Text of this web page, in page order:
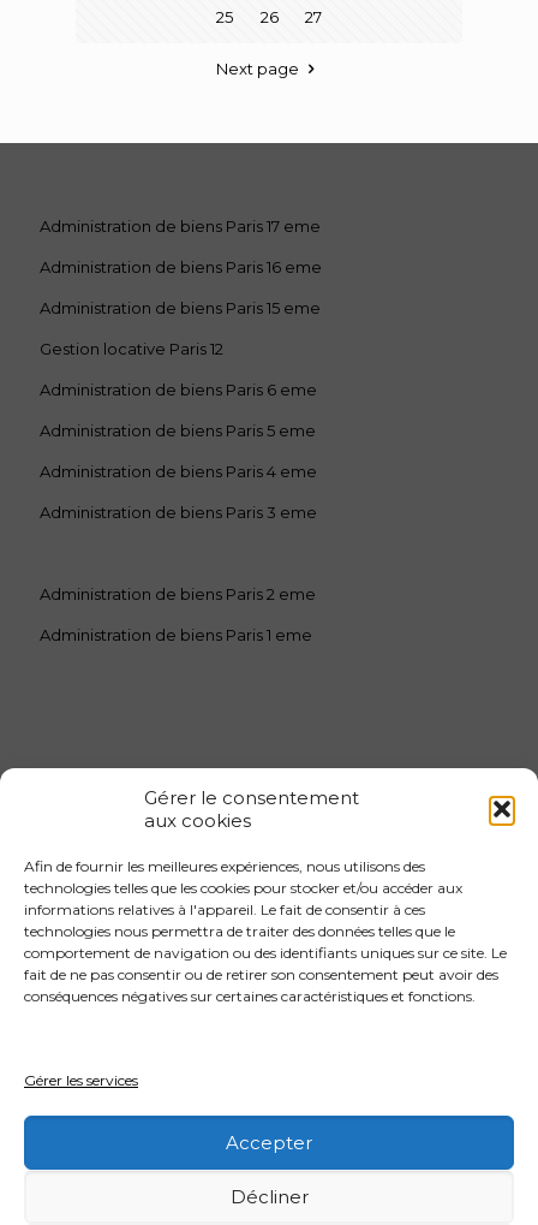
Gérer le consentement
aux cookies
Afin de fournir les meilleures expériences, nous utilisons des
technologies telles que les cookies pour stocker et/ou accéder aux
informations relatives à l'appareil. Le fait de consentir à ces
technologies nous permettra de traiter des données telles que le
comportement de navigation ou des identifiants uniques sur ce site. Le
fait de ne pas consentir ou de retirer son consentement peut avoir des
conséquences négatives sur certaines caractéristiques et fonctions.
Gérer les services
Accepter
Décliner
25 26 27
Next page
Administration de biens Paris 17 eme
Administration de biens Paris 16 eme
Administration de biens Paris 15 eme
Gestion locative Paris 12
Administration de biens Paris 6 eme
Administration de biens Paris 5 eme
Administration de biens Paris 4 eme
Administration de biens Paris 3 eme
Administration de biens Paris 2 eme
Administration de biens Paris 1 eme
Gestion locative 1er arrondissement
Gestion locative 2eme arrondissement
Gestion locative 3eme arrondissement
Gestion locative 4eme arrondissement
Gestion locative 5eme arrondissement
Gestion locative 6eme arrondissement